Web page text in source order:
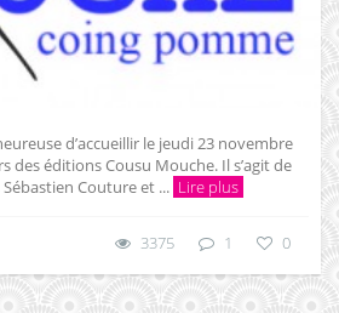
d’accueillir le jeudi 23 novembre
des éditions Cousu Mouche. Il s’agit de
Couture et ... Lire plus
3375 1 0